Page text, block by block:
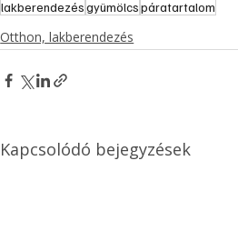
lakberendezésgyümölcspáratartalom
Otthon, lakberendezés
Kapcsolódó bejegyzések